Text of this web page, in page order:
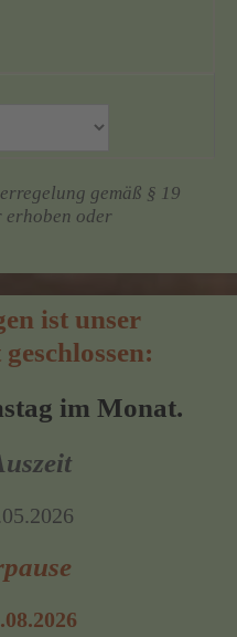
gemäß § 19
erhoben oder
ist unser
im Monat.